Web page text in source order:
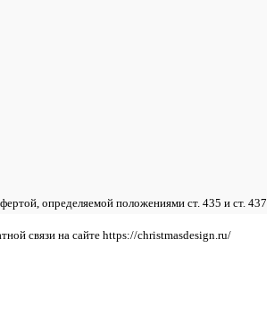
определяемой положениями ст. 435 и ст. 437
связи на сайте https://christmasdesign.ru/